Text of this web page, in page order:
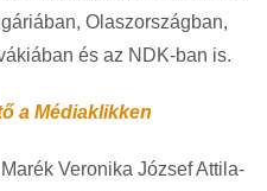
Olaszországban,
és az NDK-ban is.
a Médiaklikken
Veronika József Attila-